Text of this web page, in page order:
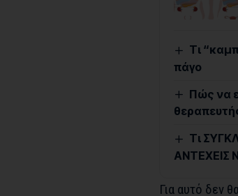
Τι
πάγο
Πώς να
Τι
ΑΝΤΕΧΕΙΣ
Για αυτό δεν